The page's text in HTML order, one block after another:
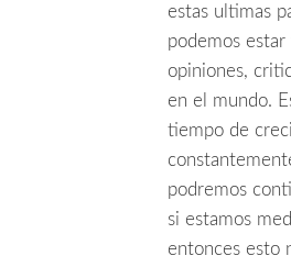
estas ultimas
podemos
opiniones,
en el mundo.
tiempo de
podremos
si estamos
entonces esto